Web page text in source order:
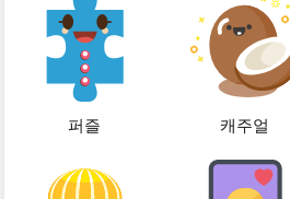
퍼즐 캐주얼